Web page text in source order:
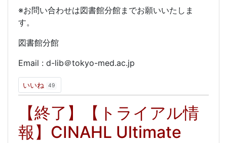
※お問い合わせは図書館分館までお願いいたしま
す。
図書館分館
Email : d-lib＠tokyo-med.ac.jp
いいね 49
【終了】【トライアル情
報】CINAHL Ultimate